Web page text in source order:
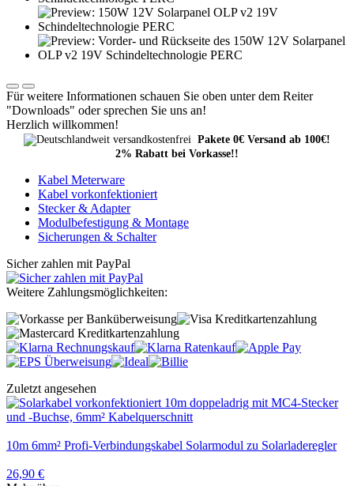
Für weitere Informationen schauen Sie oben unter dem Reiter
"Downloads" oder sprechen Sie uns an!
Herzlich willkommen!
Pakete 0€ Versand ab 100€!
2% Rabatt bei Vorkasse!!
Kabel Meterware
Kabel vorkonfektioniert
Stecker & Adapter
Modulbefestigung & Montage
Sicherungen & Schalter
Sicher zahlen mit PayPal
Weitere Zahlungsmöglichkeiten:
Zuletzt angesehen
10m 6mm² Profi-Verbindungskabel Solarmodul zu Solarladeregler
26,90 €